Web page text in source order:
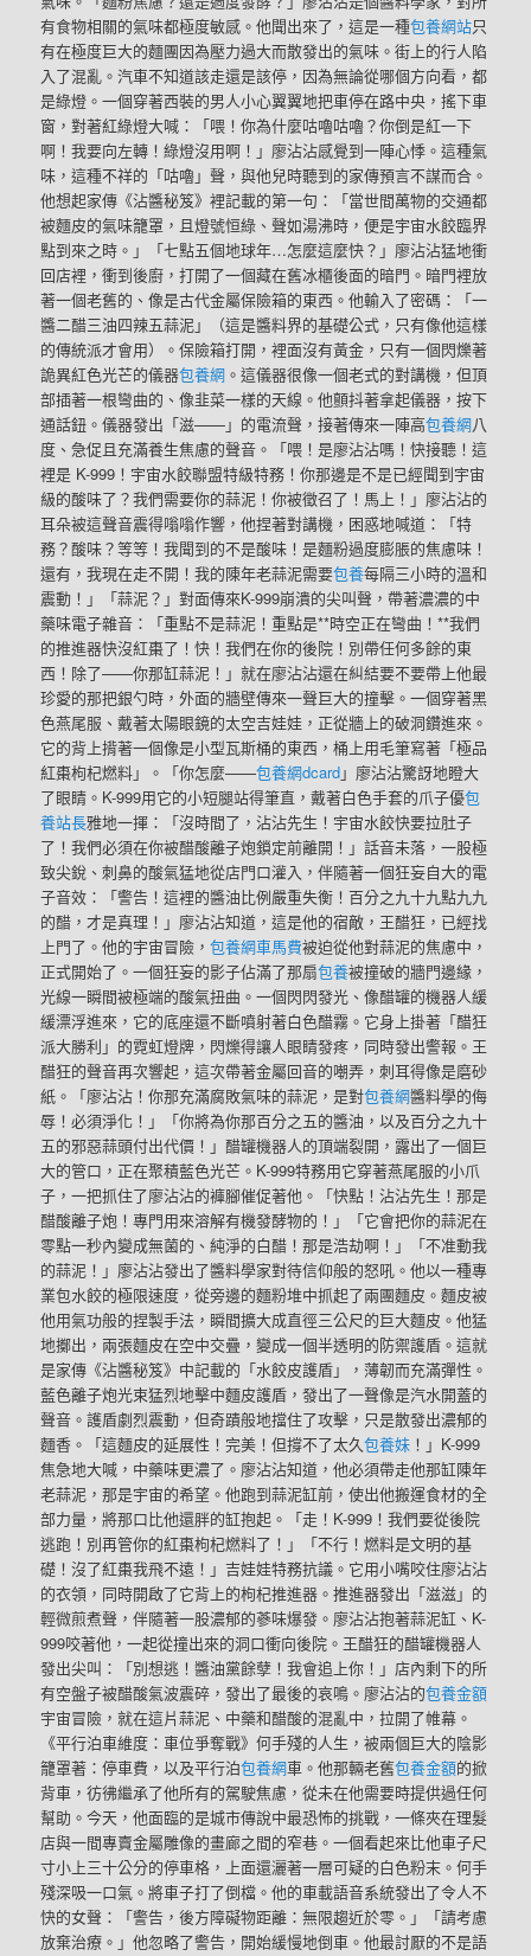
有食物相關的氣味都極度敏感。他聞出來了，這是一種包養網站只
有在極度巨大的麵團因為壓力過大而散發出的氣味。街上的行人陷
入了混亂。汽車不知道該走還是該停，因為無論從哪個方向看，都
是綠燈。一個穿著西裝的男人小心翼翼地把車停在路中央，搖下車
窗，對著紅綠燈大喊：「喂！你為什麼咕嚕咕嚕？你倒是紅一下
啊！我要向左轉！綠燈沒用啊！」廖沾沾感覺到一陣心悸。這種氣
味，這種不祥的「咕嚕」聲，與他兒時聽到的家傳預言不謀而合。
他想起家傳《沾醬秘笈》裡記載的第一句：「當世間萬物的交通都
被麵皮的氣味籠罩，且燈號恒綠、聲如湯沸時，便是宇宙水餃臨界
點到來之時。」「七點五個地球年…怎麼這麼快？」廖沾沾猛地衝
回店裡，衝到後廚，打開了一個藏在舊冰櫃後面的暗門。暗門裡放
著一個老舊的、像是古代金屬保險箱的東西。他輸入了密碼：「一
醬二醋三油四辣五蒜泥」（這是醬料界的基礎公式，只有像他這樣
的傳統派才會用）。保險箱打開，裡面沒有黃金，只有一個閃爍著
詭異紅色光芒的儀器包養網 。這儀器很像一個老式的對講機，但頂
部插著一根彎曲的、像韭菜一樣的天線。他顫抖著拿起儀器，按下
通話鈕。儀器發出「滋——」的電流聲，接著傳來一陣高包養網八
度、急促且充滿養生焦慮的聲音。「喂！是廖沾沾嗎！快接聽！這
裡是 K-999！宇宙水餃聯盟特級特務！你那邊是不是已經聞到宇宙
級的酸味了？我們需要你的蒜泥！你被徵召了！馬上！」廖沾沾的
耳朵被這聲音震得嗡嗡作響，他捏著對講機，困惑地喊道：「特
務？酸味？等等！我聞到的不是酸味！是麵粉過度膨脹的焦慮味！
還有，我現在走不開！我的陳年老蒜泥需要包養每隔三小時的溫和
震動！」「蒜泥？」對面傳來K-999崩潰的尖叫聲，帶著濃濃的中
藥味電子雜音：「重點不是蒜泥！重點是**時空正在彎曲！**我們
的推進器快沒紅棗了！快！我們在你的後院！別帶任何多餘的東
西！除了——你那缸蒜泥！」就在廖沾沾還在糾結要不要帶上他最
珍愛的那把銀勺時，外面的牆壁傳來一聲巨大的撞擊。一個穿著黑
色燕尾服、戴著太陽眼鏡的太空吉娃娃，正從牆上的破洞鑽進來。
它的背上揹著一個像是小型瓦斯桶的東西，桶上用毛筆寫著「極品
紅棗枸杞燃料」。「你怎麼——包養網dcard」廖沾沾驚訝地瞪大
了眼睛。K-999用它的小短腿站得筆直，戴著白色手套的爪子優包
養站長雅地一揮：「沒時間了，沾沾先生！宇宙水餃快要拉肚子
了！我們必須在你被醋酸離子炮鎖定前離開！」話音未落，一股極
致尖銳、刺鼻的酸氣猛地從店門口灌入，伴隨著一個狂妄自大的電
子音效：「警告！這裡的醬油比例嚴重失衡！百分之九十九點九九
的醋，才是真理！」廖沾沾知道，這是他的宿敵，王醋狂，已經找
上門了。他的宇宙冒險，包養網車馬費被迫從他對蒜泥的焦慮中，
正式開始了。一個狂妄的影子佔滿了那扇包養被撞破的牆門邊緣，
光線一瞬間被極端的酸氣扭曲。一個閃閃發光、像醋罐的機器人緩
緩漂浮進來，它的底座還不斷噴射著白色醋霧。它身上掛著「醋狂
派大勝利」的霓虹燈牌，閃爍得讓人眼睛發疼，同時發出警報。王
醋狂的聲音再次響起，這次帶著金屬回音的嘲弄，刺耳得像是磨砂
紙。「廖沾沾！你那充滿腐敗氣味的蒜泥，是對包養網醬料學的侮
辱！必須淨化！」「你將為你那百分之五的醬油，以及百分之九十
五的邪惡蒜頭付出代價！」醋罐機器人的頂端裂開，露出了一個巨
大的管口，正在聚積藍色光芒。K-999特務用它穿著燕尾服的小爪
子，一把抓住了廖沾沾的褲腳催促著他。「快點！沾沾先生！那是
醋酸離子炮！專門用來溶解有機發酵物的！」「它會把你的蒜泥在
零點一秒內變成無菌的、純淨的白醋！那是浩劫啊！」「不准動我
的蒜泥！」廖沾沾發出了醬料學家對待信仰般的怒吼。他以一種專
業包水餃的極限速度，從旁邊的麵粉堆中抓起了兩團麵皮。麵皮被
他用氣功般的捏製手法，瞬間擴大成直徑三公尺的巨大麵皮。他猛
地擲出，兩張麵皮在空中交疊，變成一個半透明的防禦護盾。這就
是家傳《沾醬秘笈》中記載的「水餃皮護盾」，薄韌而充滿彈性。
藍色離子炮光束猛烈地擊中麵皮護盾，發出了一聲像是汽水開蓋的
聲音。護盾劇烈震動，但奇蹟般地擋住了攻擊，只是散發出濃郁的
麵香。「這麵皮的延展性！完美！但撐不了太久包養妹 ！」K-999
焦急地大喊，中藥味更濃了。廖沾沾知道，他必須帶走他那缸陳年
老蒜泥，那是宇宙的希望。他跑到蒜泥缸前，使出他搬運食材的全
部力量，將那口比他還胖的缸抱起。「走！K-999！我們要從後院
逃跑！別再管你的紅棗枸杞燃料了！」「不行！燃料是文明的基
礎！沒了紅棗我飛不遠！」吉娃娃特務抗議。它用小嘴咬住廖沾沾
的衣領，同時開啟了它背上的枸杞推進器。推進器發出「滋滋」的
輕微煎煮聲，伴隨著一股濃郁的蔘味爆發。廖沾沾抱著蒜泥缸、K-
999咬著他，一起從撞出來的洞口衝向後院。王醋狂的醋罐機器人
發出尖叫：「別想逃！醬油黨餘孽！我會追上你！」店內剩下的所
有空盤子被醋酸氣波震碎，發出了最後的哀鳴。廖沾沾的包養金額
宇宙冒險，就在這片蒜泥、中藥和醋酸的混亂中，拉開了帷幕。
《平行泊車維度：車位爭奪戰》何手殘的人生，被兩個巨大的陰影
籠罩著：停車費，以及平行泊包養網車。他那輛老舊包養金額的掀
背車，彷彿繼承了他所有的駕駛焦慮，從未在他需要時提供過任何
幫助。今天，他面臨的是城市傳說中最恐怖的挑戰，一條夾在理髮
店與一間專賣金屬雕像的畫廊之間的窄巷。一個看起來比他車子尺
寸小上三十公分的停車格，上面還灑著一層可疑的白色粉末。何手
殘深吸一口氣。將車子打了倒檔。他的車載語音系統發出了令人不
快的女聲：「警告，後方障礙物距離：無限趨近於零。」「請考慮
放棄治療。」他忽略了警告，開始緩慢地倒車。他最討厭的不是語